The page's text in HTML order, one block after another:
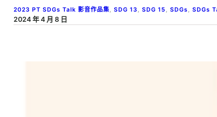
2023 PT SDGs Talk 影音作品集 SDG 13 SDG 15 SDGs SDGs
2024 年 4 月 8 日